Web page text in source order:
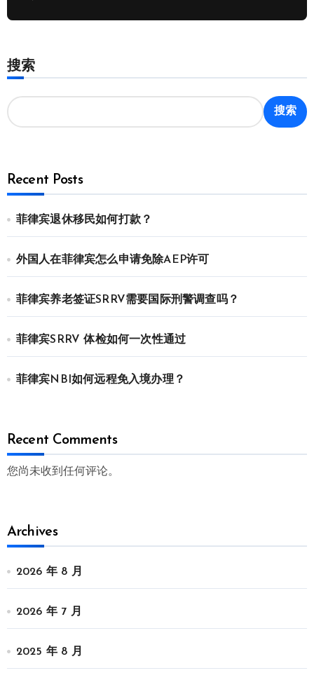
搜索
搜索
Recent Posts
菲律宾退休移民如何打款？
外国人在菲律宾怎么申请免除AEP许可
菲律宾养老签证SRRV需要国际刑警调查吗？
菲律宾SRRV 体检如何一次性通过
菲律宾NBI如何远程免入境办理？
Recent Comments
您尚未收到任何评论。
Archives
2026 年 8 月
2026 年 7 月
2025 年 8 月